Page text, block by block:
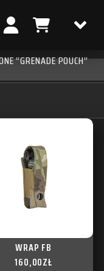
“GRENADE POUCH”
WRAP FB
160,00ZŁ